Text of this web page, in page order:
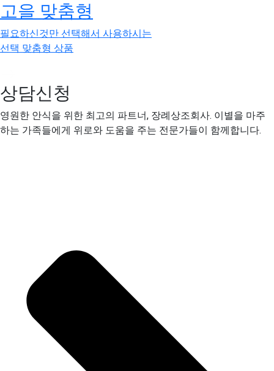
고을 맞춤형
필요하신것만 선택해서 사용하시는
선택 맞춤형 상품
상담신청
영원한 안식을 위한 최고의 파트너, 장례상조회사. 이별을 마주
하는 가족들에게 위로와 도움을 주는 전문가들이 함께합니다.